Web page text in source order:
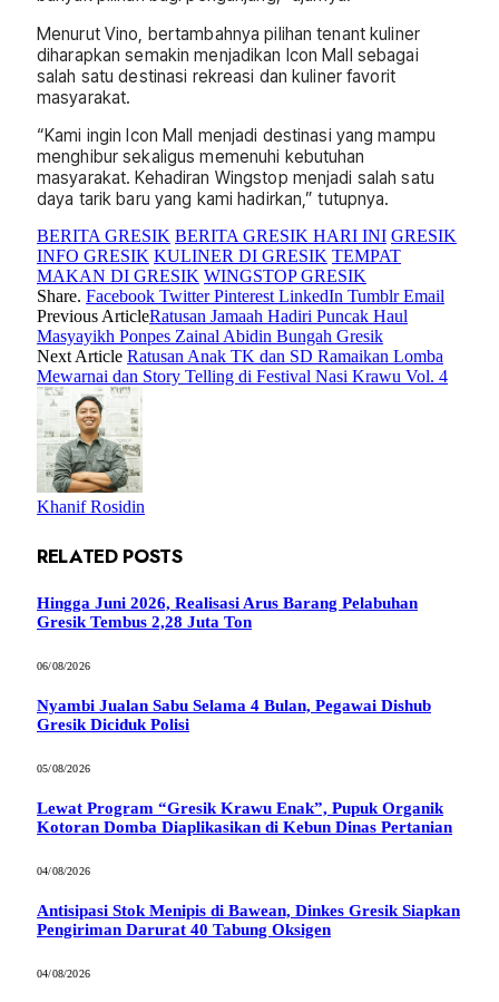
Menurut Vino, bertambahnya pilihan tenant kuliner
diharapkan semakin menjadikan Icon Mall sebagai
salah satu destinasi rekreasi dan kuliner favorit
masyarakat.
“Kami ingin Icon Mall menjadi destinasi yang mampu
menghibur sekaligus memenuhi kebutuhan
masyarakat. Kehadiran Wingstop menjadi salah satu
daya tarik baru yang kami hadirkan,” tutupnya.
BERITA GRESIK BERITA GRESIK HARI INI GRESIK
INFO GRESIK KULINER DI GRESIK TEMPAT
MAKAN DI GRESIK WINGSTOP GRESIK
Share. Facebook Twitter Pinterest LinkedIn Tumblr Email
Previous ArticleRatusan Jamaah Hadiri Puncak Haul
Masyayikh Ponpes Zainal Abidin Bungah Gresik
Next Article Ratusan Anak TK dan SD Ramaikan Lomba
Mewarnai dan Story Telling di Festival Nasi Krawu Vol. 4
Khanif Rosidin
RELATED POSTS
Hingga Juni 2026, Realisasi Arus Barang Pelabuhan
Gresik Tembus 2,28 Juta Ton
06/08/2026
Nyambi Jualan Sabu Selama 4 Bulan, Pegawai Dishub
Gresik Diciduk Polisi
05/08/2026
Lewat Program “Gresik Krawu Enak”, Pupuk Organik
Kotoran Domba Diaplikasikan di Kebun Dinas Pertanian
04/08/2026
Antisipasi Stok Menipis di Bawean, Dinkes Gresik Siapkan
Pengiriman Darurat 40 Tabung Oksigen
04/08/2026